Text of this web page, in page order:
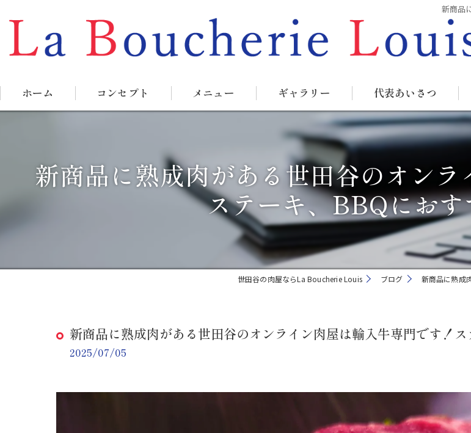
新商品
ホーム コンセプト メニュー ギャラリー 代表あいさつ
新商品に熟成肉がある世田谷のオン
ステーキ、BBQにお
世田谷の肉屋ならLa Boucherie Louis ブログ 新商品に熟成
新商品に熟成肉がある世田谷のオンライン肉屋は輸入牛専門です！
2025/07/05